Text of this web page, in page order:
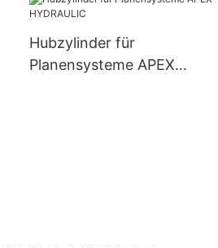
Hubzylinder für
Planensysteme APEX